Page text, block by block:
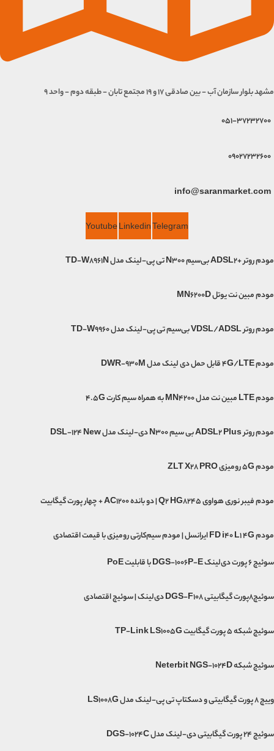
مشهد بلوار سازمان آب - بین صادقی 17 و 19 مجتمع تابان - طبقه دوم - واحد 9
051-37232700
09027232600
info@saranmarket.com
Telegram
Linkedin
Youtube
مودم روتر +ADSL2 بی‌سیم N300 تی پی-لینک مدل TD-W8961N
مودم مبین نت یوتل MN6200D
مودم روتر VDSL/ADSL بی‌سیم تی پی-لینک مدل TD-W9960
مودم 4G/LTE قابل حمل دی لینک مدل DWR-930M
مودم LTE مبین نت مدل MN4200 به همراه سیم کارت 4.5G
مودم روتر ADSL2 Plus بی سیم N300 دی-لینک مدل DSL-124 New
مودم 5G رومیزی ZLT X28 PRO
مودم فیبر نوری هواوی Q2 HG8245 | دو بانده AC1200 + چهار پورت گیگابیت
مودم FD i40 L1 4G ایرانسل | مودم سیم‌کارتی رومیزی با قیمت اقتصادی
سوئیچ ۶ پورت دی‌لینک DGS-1006P-E با قابلیت PoE
سوئیچ۸پورت گیگابیتی DGS-F108 دی‌لینک | سوئیچ اقتصادی
سوئیچ شبکه 5 پورت گیگابیت TP-Link LS1005G
سوئیچ شبکه Neterbit NGS-1024D
وییچ 8 پورت گیگابیتی و دسکتاپ تی پی-لینک مدل LS1008G
سوئیچ 24 پورت گیگابیتی دی-لینک مدل DGS-1024C